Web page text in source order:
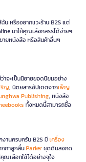
น หรืออยากแวะร้าน B2S แต่
มาให้คุณเลือกสรรได้ง่ายๆ
ายหนังสือ หรือสินค้าอื่นๆ
าจะเป็นนิยายยอดนิยมอย่าง
ริญ, นิตยสารอัปเดตจากเพ็ญ
Publishing, หนังสือ
ทั้งหมดนี้สามารถซื้อ
านครบครัน B2S มีเครื่อง
กกาลูกลื่นParkerชุดดินสอกด
ณเลือกใช้ได้อย่างจุใจ